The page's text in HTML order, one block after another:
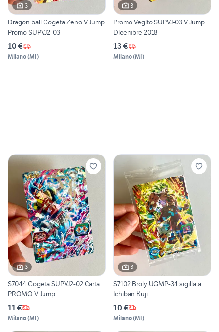
3
Dragon ball Gogeta Zeno V Jump
Promo SUPVJ2-03
10 €
Milano(MI)
3
Promo Vegito SUPVJ-03 V Jump
Dicembre 2018
13 €
Milano(MI)
3
S7044 Gogeta SUPVJ2-02 Carta
PROMO V Jump
11 €
Milano(MI)
3
S7102 Broly UGMP-34 sigillata
Ichiban Kuji
10 €
Milano(MI)